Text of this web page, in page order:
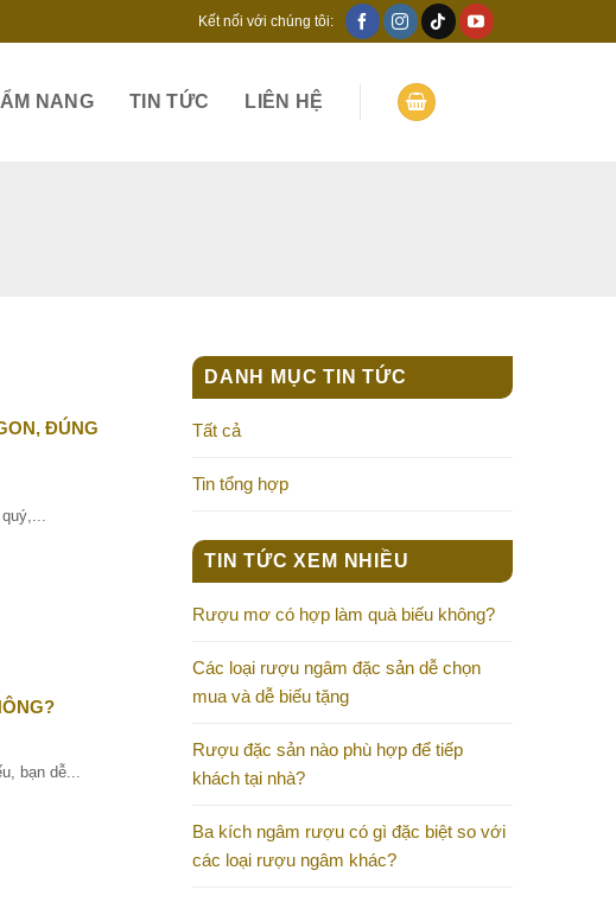
Kết nối với chúng tôi:
NANG TIN TỨC LIÊN HỆ
ĐÚNG
bạn dễ...
DANH MỤC TIN TỨC
Tất cả
Tin tổng hợp
TIN TỨC XEM NHIỀU
Rượu mơ có hợp làm quà biếu không?
Các loại rượu ngâm đặc sản dễ chọn
mua và dễ biếu tặng
Rượu đặc sản nào phù hợp để tiếp
khách tại nhà?
Ba kích ngâm rượu có gì đặc biệt so với
các loại rượu ngâm khác?